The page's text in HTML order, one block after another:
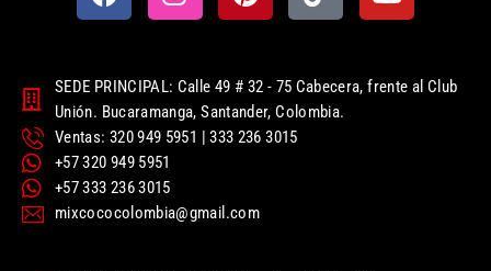
SEDE PRINCIPAL: Calle 49 # 32 - 75 Cabecera, frente al Club
Unión. Bucaramanga, Santander, Colombia.
Ventas: 320 949 5951 | 333 236 3015
+57 320 949 5951
+57 333 236 3015
mixcococolombia@gmail.com